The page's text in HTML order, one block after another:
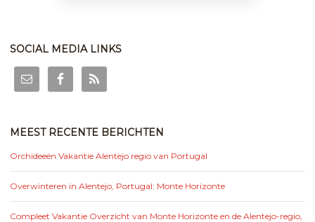
SOCIAL MEDIA LINKS
MEEST RECENTE BERICHTEN
Orchideeën Vakantie Alentejo regio van Portugal
Overwinteren in Alentejo, Portugal: Monte Horizonte
Compleet Vakantie Overzicht van Monte Horizonte en de Alentejo-regio,